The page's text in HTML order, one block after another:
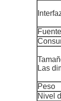
Las
Peso
Nivel